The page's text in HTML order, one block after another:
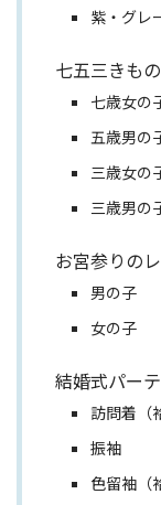
紫・グレ
七五三きも
七歳女の
五歳男の
三歳女の
三歳男の
お宮参りの
男の子
女の子
結婚式パー
訪問着（
振袖
色留袖（